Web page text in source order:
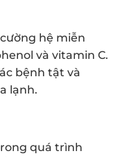
hệ miễn
và vitamin C.
bệnh tật và
lạnh.
quá trình